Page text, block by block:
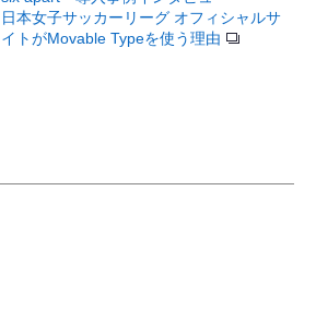
日本女子サッカーリーグ オフィシャルサ
イトがMovable Typeを使う理由